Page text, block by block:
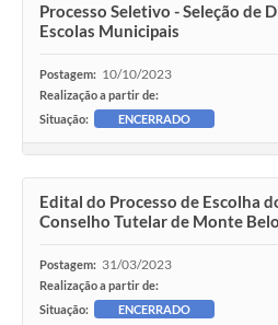
Processo Seletivo - Seleção de
Escolas Municipais
Postagem: 10/10/2023
Realização a partir de:
Situação:
ENCERRADO
Edital do Processo de Escolha
Conselho Tutelar de Monte
Postagem: 31/03/2023
Realização a partir de:
Situação:
ENCERRADO